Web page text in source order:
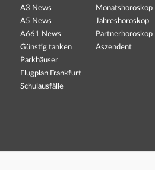
A3 News
A5 News
A661 News
Günstig tanken
Parkhäuser
Flugplan Frankfurt
Schulausfälle
Monatshoroskop
Jahreshoroskop
Partnerhoroskop
Aszendent